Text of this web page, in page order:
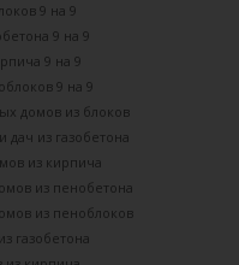
9 на 9
9 на 9
9 на 9
9 на 9
домов из блоков
из газобетона
из кирпича
из пенобетона
из пеноблоков
газобетона